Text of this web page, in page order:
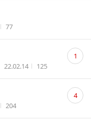
조회수
77
작성시간
22.02.14 조회수
125
댓
글 1
조회수
204
댓
글 4